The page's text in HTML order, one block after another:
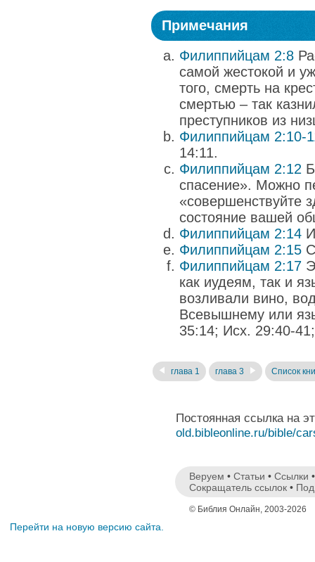
Примечания
Филиппийцам 2:8
самой жестокой и
того, смерть на
смертью – так
преступников из
Филиппийцам 2:10-
14:11.
Филиппийцам 2:12
спасение». Можно
«совершенствуйте
состояние вашей
Филиппийцам 2:14
Филиппийцам 2:15
Филиппийцам 2:17
как иудеям, так и
возливали вино,
Всевышнему или
35:14; Исх. 29:40-
глава 1 глава 3 Список
Постоянная ссылка на
old.bibleonline.ru/bible/
Веруем • Статьи • Ссылки
Сокращатель ссылок •
© Библия Онлайн, 2003-2026
Перейти на новую версию сайта.